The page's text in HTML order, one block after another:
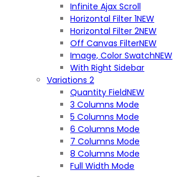
Infinite Ajax Scroll
Horizontal Filter 1NEW
Horizontal Filter 2NEW
Off Canvas FilterNEW
Image, Color SwatchNEW
With Right Sidebar
Variations 2
Quantity FieldNEW
3 Columns Mode
5 Columns Mode
6 Columns Mode
7 Columns Mode
8 Columns Mode
Full Width Mode